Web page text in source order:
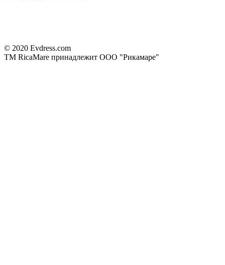
© 2020 Evdress.com
ТМ RicaMare принадлежит ООО "Рикамаре"